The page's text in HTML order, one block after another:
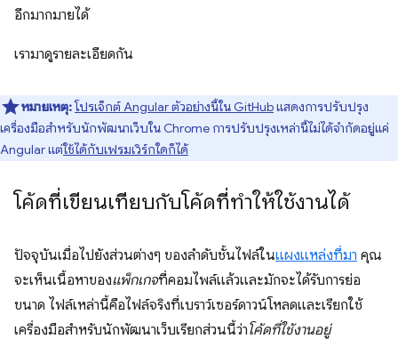
อีกมากมายได้
เรามาดูรายละเอียดกัน
หมายเหตุ:โปรเจ็กต์ Angular ตัวอย่างนี้ใน GitHubแสดงการปรับปรุง
เครื่องมือสําหรับนักพัฒนาเว็บใน Chrome การปรับปรุงเหล่านี้ไม่ได้จำกัดอยู่แค่
Angular แต่ใช้ได้กับเฟรมเวิร์กใดก็ได้
โค้ดที่เขียนเทียบกับโค้ดที่ทําให้ใช้งานได้
ปัจจุบันเมื่อไปยังส่วนต่างๆ ของลําดับชั้นไฟล์ในแผงแหล่งที่มา คุณ
จะเห็นเนื้อหาของแพ็กเกจที่คอมไพล์แล้วและมักจะได้รับการย่อ
ขนาด ไฟล์เหล่านี้คือไฟล์จริงที่เบราว์เซอร์ดาวน์โหลดและเรียกใช้
เครื่องมือสำหรับนักพัฒนาเว็บเรียกส่วนนี้ว่าโค้ดที่ใช้งานอยู่